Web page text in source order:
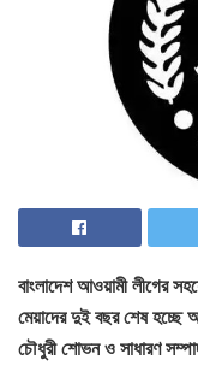
বাংলাদেশ আওয়ামী লীগের
মেয়াদের দুই বছর শেষ হচ্ছে
চৌধুরী শোভন ও সাধারণ